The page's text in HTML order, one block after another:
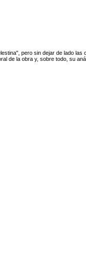
pero sin dejar de lado
de la obra y, sobre todo, su